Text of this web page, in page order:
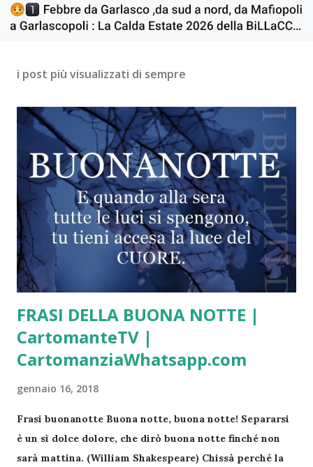
i post più visualizzati di sempre
FRASI DELLA BUONA NOTTE |
CartomanteTV |
CartomanziaWhatsapp.com
gennaio 16, 2018
Frasi buonanotte Buona notte, buona notte! Separarsi
è un sì dolce dolore, che dirò buona notte finché non
sarà mattina. (William Shakespeare) Chissà perché la